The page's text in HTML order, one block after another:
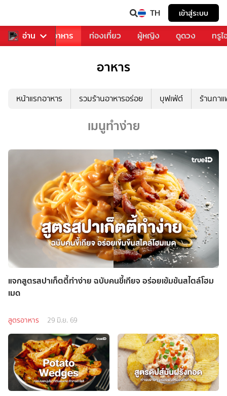
TH เข้าสู่ระบบ
อ่าน
การเพลง อาหาร ท่องเที่ยว ผู้หญิง ดูดวง ทรู
อาหาร
หน้าแรกอาหาร รวมร้านอาหารอร่อย บุฟเฟ่ต์ ร้านกา
เมนูทำง่าย
แจกสูตรสปาเก็ตตี้ทำง่าย ฉบับคนขี้เกียจ อร่อยเข้มข้นสไตล์โฮม
เมด
สูตรอาหาร 29 มิ.ย. 69